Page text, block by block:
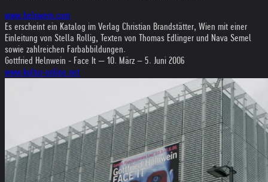
www.helnwein.com
Es erscheint ein Katalog im Verlag Christian Brandstätter, Wien mit einer
Einleitung von Stella Rollig, Texten von Thomas Edlinger und Nava Semel
sowie zahlreichen Farbabbildungen.
Gottfried Helnwein - Face It — 10. März – 5. Juni 2006
www.kultur-online.net